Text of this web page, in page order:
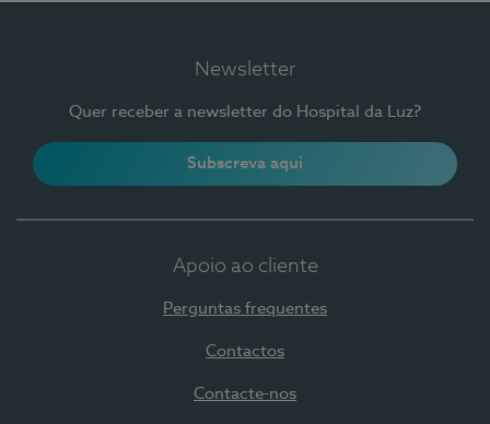
Newsletter
Quer receber a newsletter do Hospital da Luz?
Subscreva aqui
Apoio ao cliente
Perguntas frequentes
Contactos
Contacte-nos